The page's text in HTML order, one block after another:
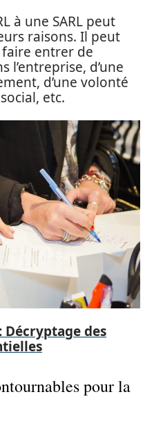
à une SARL peut
raisons. Il peut
faire entrer de
l’entreprise, d’une
d’une volonté
etc.
Décryptage des
pour la